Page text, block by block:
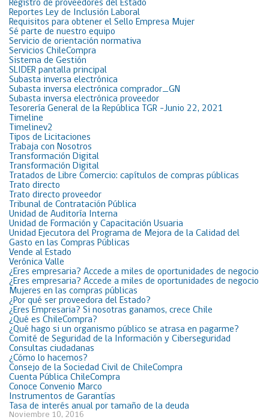
Registro de proveedores del Estado
Reportes Ley de Inclusión Laboral
Requisitos para obtener el Sello Empresa Mujer
Sé parte de nuestro equipo
Servicio de orientación normativa
Servicios ChileCompra
Sistema de Gestión
SLIDER pantalla principal
Subasta inversa electrónica
Subasta inversa electrónica comprador_GN
Subasta inversa electrónica proveedor
Tesorería General de la República TGR -Junio 22, 2021
Timeline
Timelinev2
Tipos de Licitaciones
Trabaja con Nosotros
Transformación Digital
Transformación Digital
Tratados de Libre Comercio: capítulos de compras públicas
Trato directo
Trato directo proveedor
Tribunal de Contratación Pública
Unidad de Auditoría Interna
Unidad de Formación y Capacitación Usuaria
Unidad Ejecutora del Programa de Mejora de la Calidad del
Gasto en las Compras Públicas
Vende al Estado
Verónica Valle
¿Eres empresaria? Accede a miles de oportunidades de negocio
¿Eres empresaria? Accede a miles de oportunidades de negocio
Mujeres en las compras públicas
¿Por qué ser proveedora del Estado?
¿Eres Empresaria? Si nosotras ganamos, crece Chile
¿Qué es ChileCompra?
¿Qué hago si un organismo público se atrasa en pagarme?
Comité de Seguridad de la Información y Ciberseguridad
Consultas ciudadanas
¿Cómo lo hacemos?
Consejo de la Sociedad Civil de ChileCompra
Cuenta Pública ChileCompra
Conoce Convenio Marco
Instrumentos de Garantías
Tasa de interés anual por tamaño de la deuda
Noviembre 10, 2016